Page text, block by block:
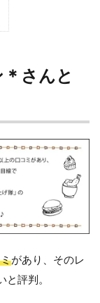
さんと
があり、そのレ
評判。